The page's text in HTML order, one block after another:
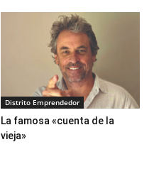
Distrito Emprendedor
La famosa «cuenta de la
vieja»